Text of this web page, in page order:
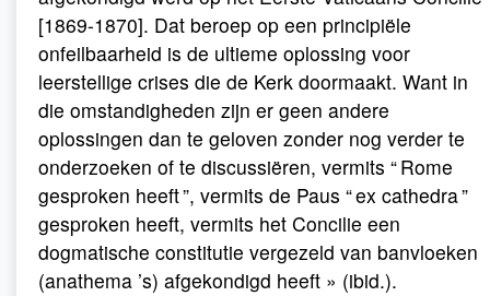
[1869-1870]. Dat beroep op een principiële
onfeilbaarheid is de ultieme oplossing voor
leerstellige crises die de Kerk doormaakt. Want in
die omstandigheden zijn er geen andere
oplossingen dan te geloven zonder nog verder te
onderzoeken of te discussiëren, vermits “ Rome
gesproken heeft ”, vermits de Paus “ ex cathedra ”
gesproken heeft, vermits het Concilie een
dogmatische constitutie vergezeld van banvloeken
(anathema ’s) afgekondigd heeft » (ibid.).